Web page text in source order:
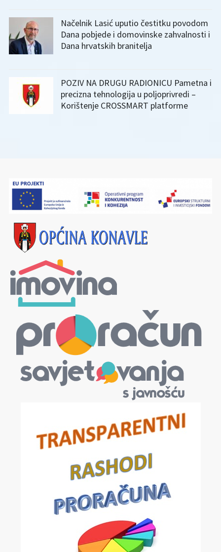
Načelnik Lasić uputio čestitku povodom
Dana pobjede i domovinske zahvalnosti i
Dana hrvatskih branitelja
POZIV NA DRUGU RADIONICU Pametna i
precizna tehnologija u poljoprivredi –
Korištenje CROSSMART platforme